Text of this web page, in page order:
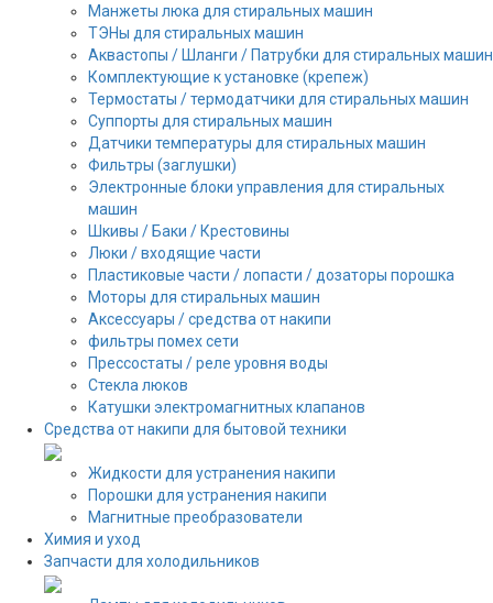
Манжеты люка для стиральных машин
ТЭНы для стиральных машин
Аквастопы / Шланги / Патрубки для стиральных машин
Комплектующие к установке (крепеж)
Термостаты / термодатчики для стиральных машин
Суппорты для стиральных машин
Датчики температуры для стиральных машин
Фильтры (заглушки)
Электронные блоки управления для стиральных
машин
Шкивы / Баки / Крестовины
Люки / входящие части
Пластиковые части / лопасти / дозаторы порошка
Моторы для стиральных машин
Аксессуары / средства от накипи
фильтры помех сети
Прессостаты / реле уровня воды
Стекла люков
Катушки электромагнитных клапанов
Средства от накипи для бытовой техники
Жидкости для устранения накипи
Порошки для устранения накипи
Магнитные преобразователи
Химия и уход
Запчасти для холодильников